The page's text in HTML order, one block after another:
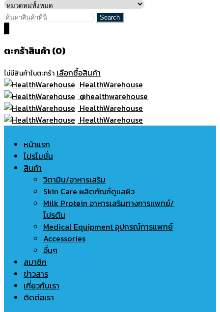
ตะกร้าสินค้า (0)
ไม่มีสินค้าในตะกร้า เลือกซื้อสินค้า
HealthWarehouse
@healthwarehouse
HealthWarehouse
HealthWarehouse
หน้าแรก
โปรโมชั่น
สินค้า
วิตามิน/อาหารเสริม
Skin Care ผลิตภัณฑ์ดูแลผิว
Milk Protein อาหารเสริมทางการแพทย์/
โปรตีน
Medical Equipment อุปกรณ์การแพทย์
Accessories
อื่นๆ
สมาชิก
ข่าวสาร
เกี่ยวกับเรา
ติดต่อเรา